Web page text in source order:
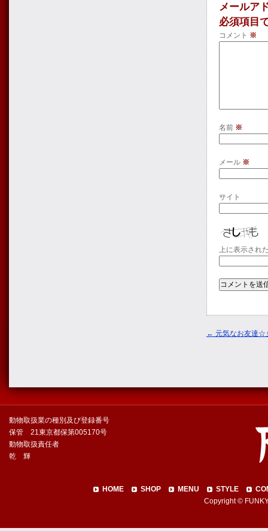
メールア
必須項目
コメント ※
名前 ※
メール ※
サイト
上に表示され
← 元気なお友達☆
動物取扱業の種別及び登録番号
保管 21東京都保第005170号
動物取扱責任者
乾 輝
HOME SHOP MENU STYLE
Copyright ©